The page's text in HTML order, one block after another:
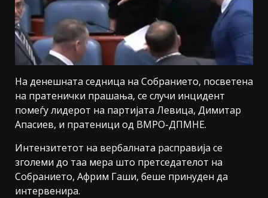
На денешната седница на Собранието, посветена
на пратенички прашања, се случи инцидент
помеѓу лидерот на партијата Левица, Димитар
Апасиев, и пратеници од ВМРО-ДПМНЕ.
Интензитетот на вербалната расправија се
зголеми до таа мера што претседателот на
Собранието, Африм Гаши, беше принуден да
интервенира.